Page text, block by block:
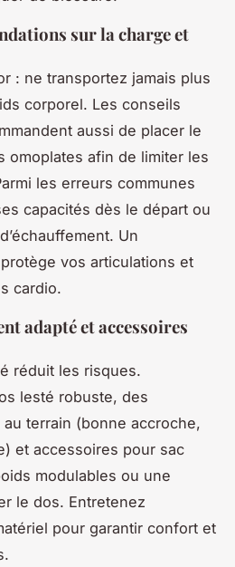
sur la charge et
: ne transportez jamais plus
corporel. Les conseils
aussi de placer le
omoplates afin de limiter les
les erreurs communes
capacités dès le départ ou
Un
vos articulations et
cardio.
adapté et accessoires
réduit les risques.
lesté robuste, des
terrain (bonne accroche,
et accessoires pour sac
modulables ou une
le dos. Entretenez
pour garantir confort et